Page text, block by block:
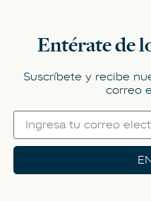
Entérate de
Suscríbete y recibe
correo